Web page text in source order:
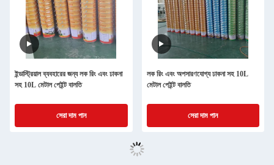
ইন্ডাস্ট্রিয়াল ব্যবহারের জন্য লক রিং এবং ঢাকনা
সহ 10L মেটাল পেইন্ট বালতি
সেরা দাম পান
লক রিং এবং অপসারণযোগ্য ঢাকনা সহ 10L
মেটাল পেইন্ট বালতি
সেরা দাম পান